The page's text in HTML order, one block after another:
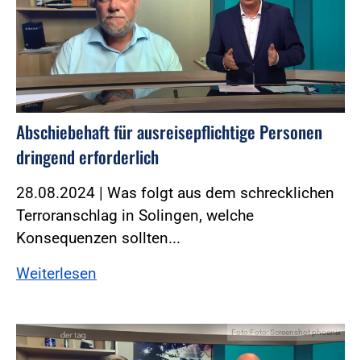
Abschiebehaft für ausreisepflichtige Personen
dringend erforderlich
28.08.2024 | Was folgt aus dem schrecklichen
Terroranschlag in Solingen, welche
Konsequenzen sollten...
Weiterlesen
Foto:Foto: Screenshot phoenix